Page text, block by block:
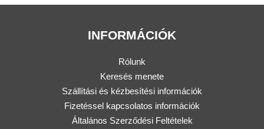
INFORMÁCIÓK
Rólunk
Keresés menete
Szállítási és kézbesítési információk
Fizetéssel kapcsolatos információk
Általános Szerződési Feltételek